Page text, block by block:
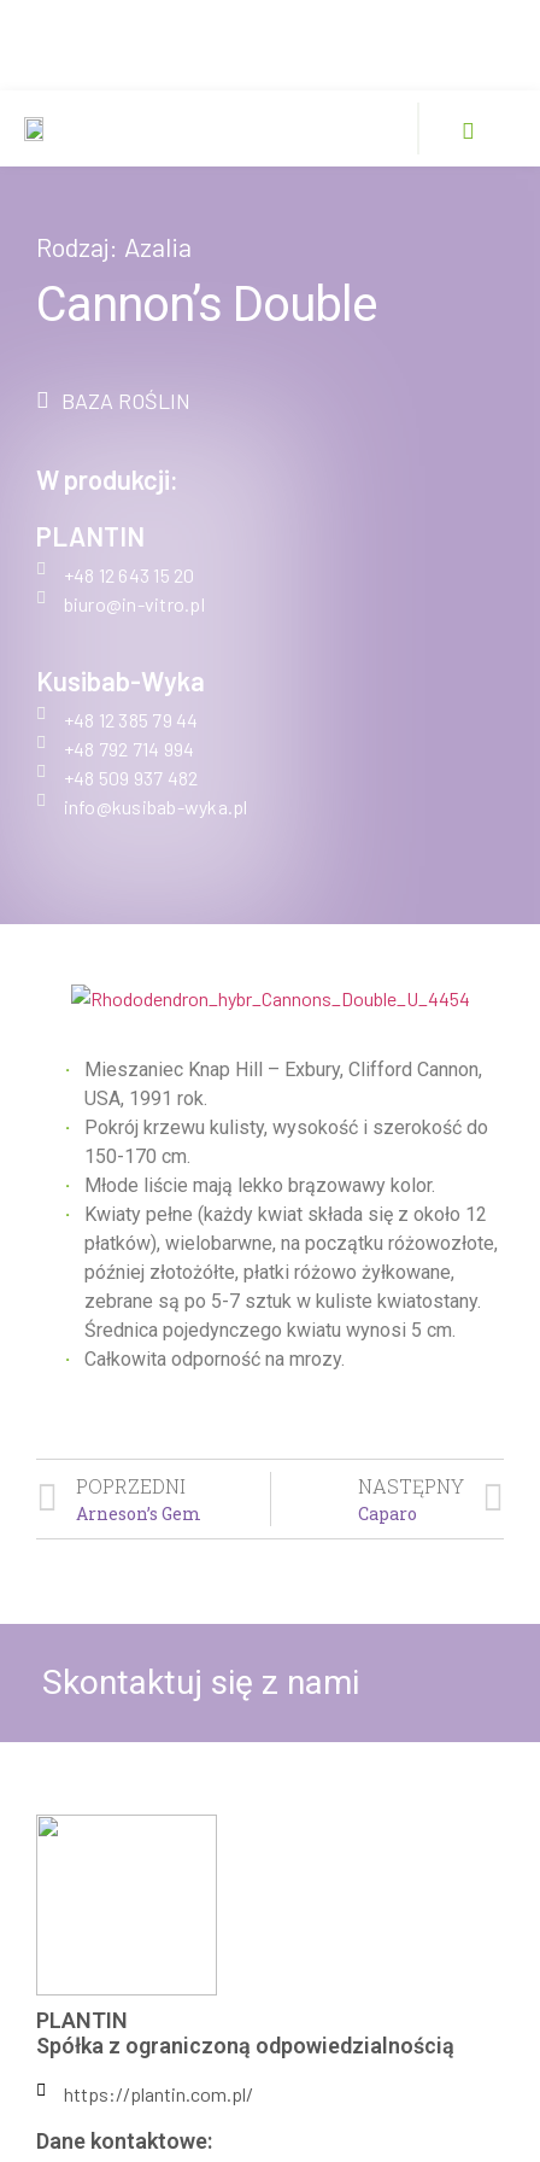
Rodzaj: Azalia
Cannon’s Double
BAZA ROŚLIN
W produkcji:
PLANTIN
+48 12 643 15 20
biuro@in-vitro.pl
Kusibab-Wyka
+48 12 385 79 44
+48 792 714 994
+48 509 937 482
info@kusibab-wyka.pl
Mieszaniec Knap Hill – Exbury, Clifford Cannon,
USA, 1991 rok.
Pokrój krzewu kulisty, wysokość i szerokość do
150-170 cm.
Młode liście mają lekko brązowawy kolor.
Kwiaty pełne (każdy kwiat składa się z około 12
płatków), wielobarwne, na początku różowozłote,
później złotożółte, płatki różowo żyłkowane,
zebrane są po 5-7 sztuk w kuliste kwiatostany.
Średnica pojedynczego kwiatu wynosi 5 cm.
Całkowita odporność na mrozy.
NASTĘPNY
Caparo
POPRZEDNI
Arneson’s Gem
Skontaktuj się z nami
PLANTIN
Spółka z ograniczoną odpowiedzialnością
https://plantin.com.pl/
Dane kontaktowe: